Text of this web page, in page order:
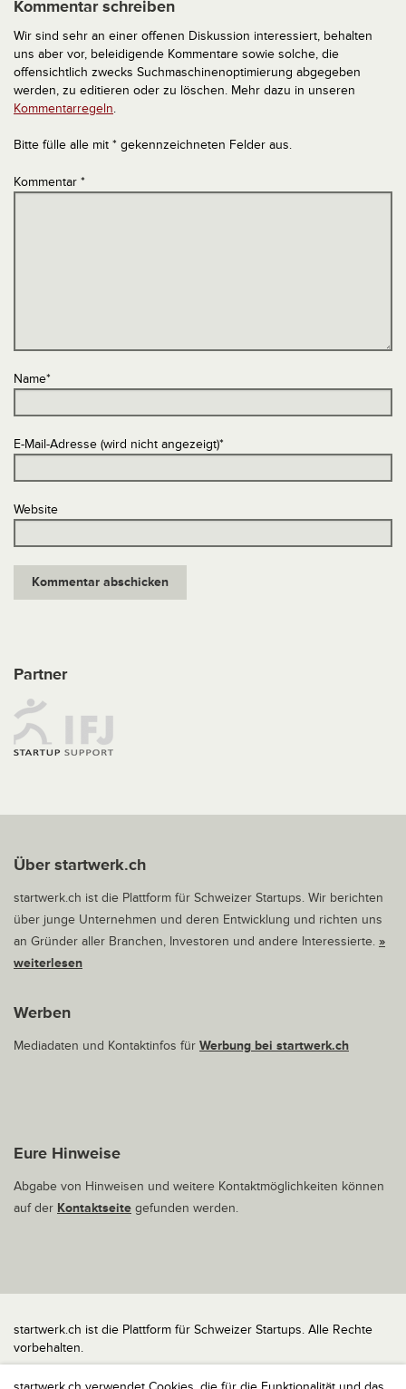
Kommentar schreiben
Wir sind sehr an einer offenen Diskussion interessiert, behalten
uns aber vor, beleidigende Kommentare sowie solche, die
offensichtlich zwecks Suchmaschinenoptimierung abgegeben
werden, zu editieren oder zu löschen. Mehr dazu in unseren
Kommentarregeln.
Bitte fülle alle mit * gekennzeichneten Felder aus.
Kommentar *
Name*
E-Mail-Adresse (wird nicht angezeigt)*
Website
Partner
Über startwerk.ch
startwerk.ch ist die Plattform für Schweizer Startups. Wir berichten
über junge Unternehmen und deren Entwicklung und richten uns
an Gründer aller Branchen, Investoren und andere Interessierte. »
weiterlesen
Werben
Mediadaten und Kontaktinfos für Werbung bei startwerk.ch
Eure Hinweise
Abgabe von Hinweisen und weitere Kontaktmöglichkeiten können
auf der Kontaktseite gefunden werden.
startwerk.ch ist die Plattform für Schweizer Startups. Alle Rechte
vorbehalten.
Impressum